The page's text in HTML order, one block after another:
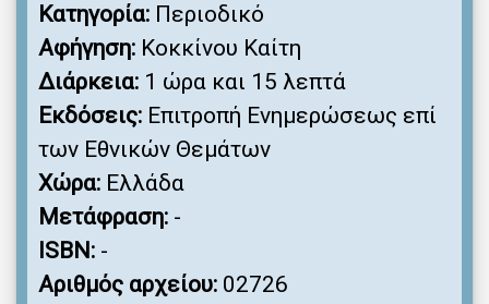
Κατηγορία: Περιοδικό
Αφήγηση: Κοκκίνου Καίτη
Διάρκεια: 1 ώρα και 15 λεπτά
Εκδόσεις: Επιτροπή Ενημερώσεως επί
των Εθνικών Θεμάτων
Χώρα: Ελλάδα
Μετάφραση: -
ISBN: -
Αριθμός αρχείου: 02726